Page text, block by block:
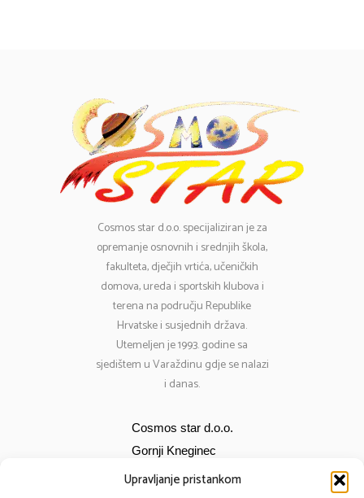
Upravljanje pristankom
Cosmosstar d.o.o. specijaliziran je za
opremanje osnovnih i srednjih škola,
fakulteta, dječjih vrtića, učeničkih
domova, ureda i sportskih klubova i
terena na području Republike
Hrvatske i susjednih država.
Utemeljen je 1993. godine sa
sjedištem u Varaždinu gdje se nalazi
i danas.
Cosmos star d.o.o.
Gornji Kneginec
Bana Jelačića 12